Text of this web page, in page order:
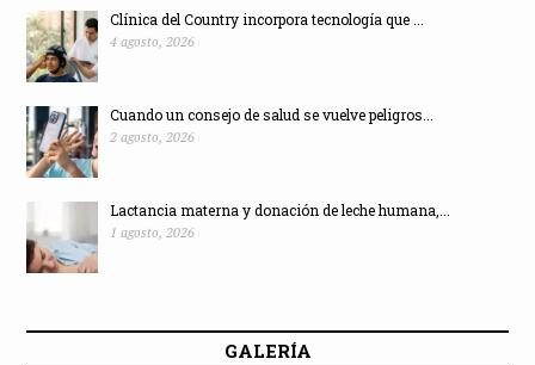
Clínica del Country incorpora tecnología que ...
4 agosto, 2026
Cuando un consejo de salud se vuelve peligros...
2 agosto, 2026
Lactancia materna y donación de leche humana,...
1 agosto, 2026
GALERÍA